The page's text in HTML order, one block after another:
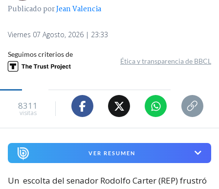
Publicado porJean Valencia
Viernes 07 Agosto, 2026 | 23:33
Seguimos criterios de
Ética y transparencia de BBCL
8311
visitas
VER RESUMEN
Un escolta del senador Rodolfo Carter (REP) frustró